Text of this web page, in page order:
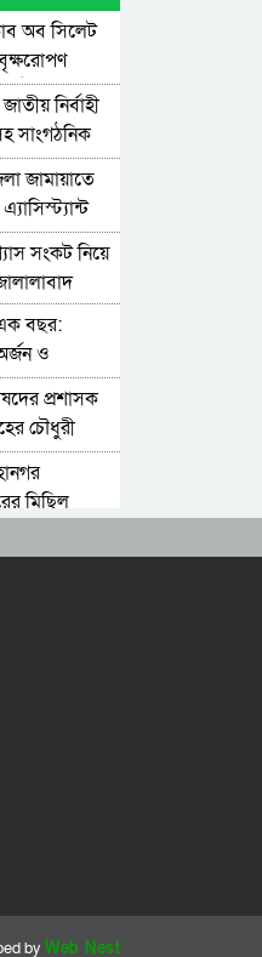
অব সিলেট
বৃক্ষরোপণ
নির্বাহী
সাংগঠনিক
সিদ্দিকী
জামায়াতে
অধ্যক্ষ নজরুল
সংকট নিয়ে
এক বছর:
ও
দিগন্তে
ইউনিভার্সিটি
প্রশাসক
চৌধুরী
শ্রদ্ধা
মিছিল
পালন
জুলাই
সহকারী
by Web Nest